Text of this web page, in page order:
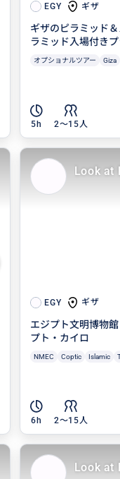
EGY ギザ
ギザのピラミッド
ラミッド入場付き
オプショナルツアー Giza
5h 2〜15人
EGY ギザ
エジプト文明博物
プト・カイロ
NMEC Coptic Islamic
6h 2〜15人
Look at
Look at